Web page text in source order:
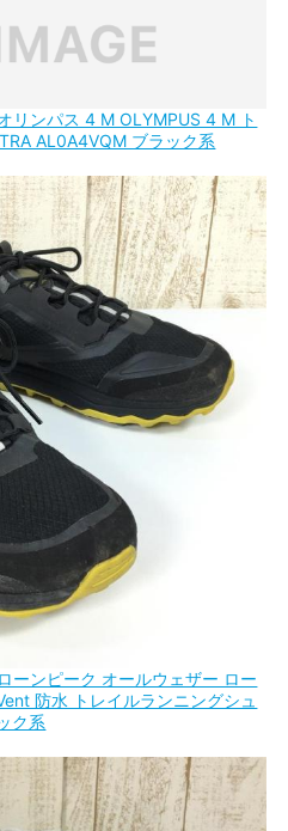
リンパス 4 M OLYMPUS 4 M ト
AL0A4VQM ブラック系
ーンピーク オールウェザー ロー
防水 トレイルランニングシュ
ク系